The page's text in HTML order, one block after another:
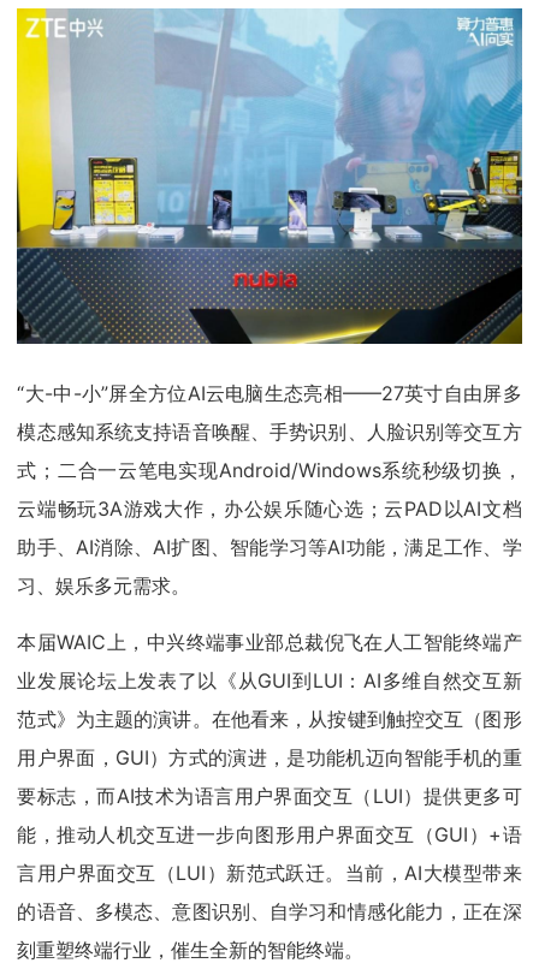
“大-中-小”屏全方位AI云电脑生态亮相——27英寸自由屏多
模态感知系统支持语音唤醒、手势识别、人脸识别等交互方
式；二合一云笔电实现Android/Windows系统秒级切换，
云端畅玩3A游戏大作，办公娱乐随心选；云PAD以AI文档
助手、AI消除、AI扩图、智能学习等AI功能，满足工作、学
习、娱乐多元需求。
本届WAIC上，中兴终端事业部总裁倪飞在人工智能终端产
业发展论坛上发表了以《从GUI到LUI：AI多维自然交互新
范式》为主题的演讲。在他看来，从按键到触控交互（图形
用户界面，GUI）方式的演进，是功能机迈向智能手机的重
要标志，而AI技术为语言用户界面交互（LUI）提供更多可
能，推动人机交互进一步向图形用户界面交互（GUI）+语
言用户界面交互（LUI）新范式跃迁。当前，AI大模型带来
的语音、多模态、意图识别、自学习和情感化能力，正在深
刻重塑终端行业，催生全新的智能终端。